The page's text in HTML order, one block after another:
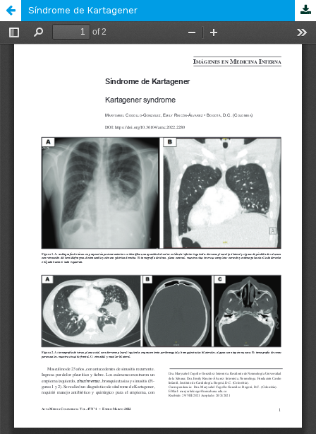
Síndrome de Kartagener